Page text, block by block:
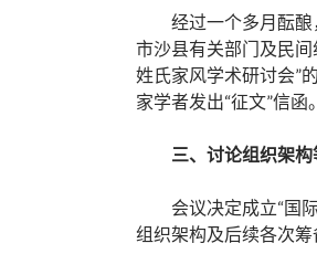
经过一个多月酝
市沙县有关部门及民
姓氏家风学术研讨会”
家学者发出“征文”信函。
三、讨论组织架构
会议决定成立“国
组织架构及后续各次筹